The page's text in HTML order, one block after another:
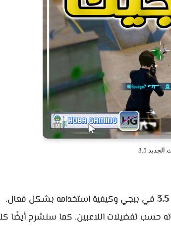
3.5
في ببجي وكيفية استخدامه بشكل فعال.
حسب تفضيلات اللاعبين. كما سنشرح أيضًا